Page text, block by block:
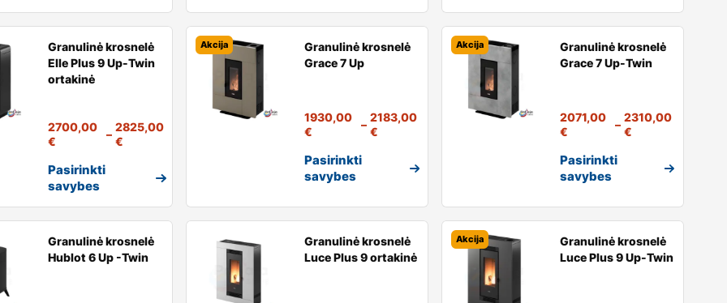
Granulinė krosnelė
Elle Plus 9 Up-Twin
ortakinė
2700,00
€
–
2825,00
€
Pasirinkti
savybes
Akcija
Granulinė krosnelė
Grace 7 Up
1930,00
€
–
2183,00
€
Pasirinkti
savybes
Akcija
Granulinė krosnelė
Grace 7 Up-Twin
2071,00
€
–
2310,00
€
Pasirinkti
savybes
Granulinė krosnelė
Hublot 6 Up -Twin
Granulinė krosnelė
Luce Plus 9 ortakinė
Akcija
Granulinė krosnelė
Luce Plus 9 Up-Twin